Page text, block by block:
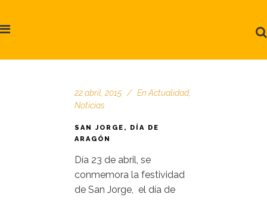
22 abril, 2015 En Actualidad,
Noticias
SAN JORGE, DÍA DE
ARAGÓN
Día 23 de abril, se
conmemora la festividad
de San Jorge, el día de